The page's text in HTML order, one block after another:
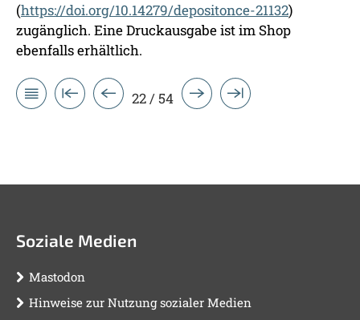
(https://doi.org/10.14279/depositonce-21132)
zugänglich. Eine Druckausgabe ist im Shop
ebenfalls erhältlich.
22 / 54
Soziale Medien
Mastodon
Hinweise zur Nutzung sozialer Medien